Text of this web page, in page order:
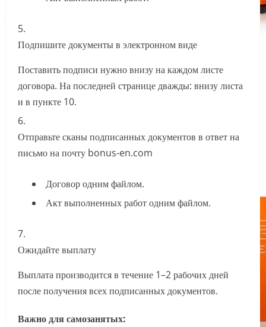
Подпишите документы в электронном виде
Поставить подписи нужно внизу на каждом листе
договора. На последней странице дважды: внизу листа
и в пункте 10.
Отправьте сканы подписанных документов в ответ на
письмо на почту bonus-en.com
Договор одним файлом.
Акт выполненных работ одним файлом.
Ожидайте выплату
Выплата производится в течение 1–2 рабочих дней
после получения всех подписанных документов.
Важно для самозанятых: